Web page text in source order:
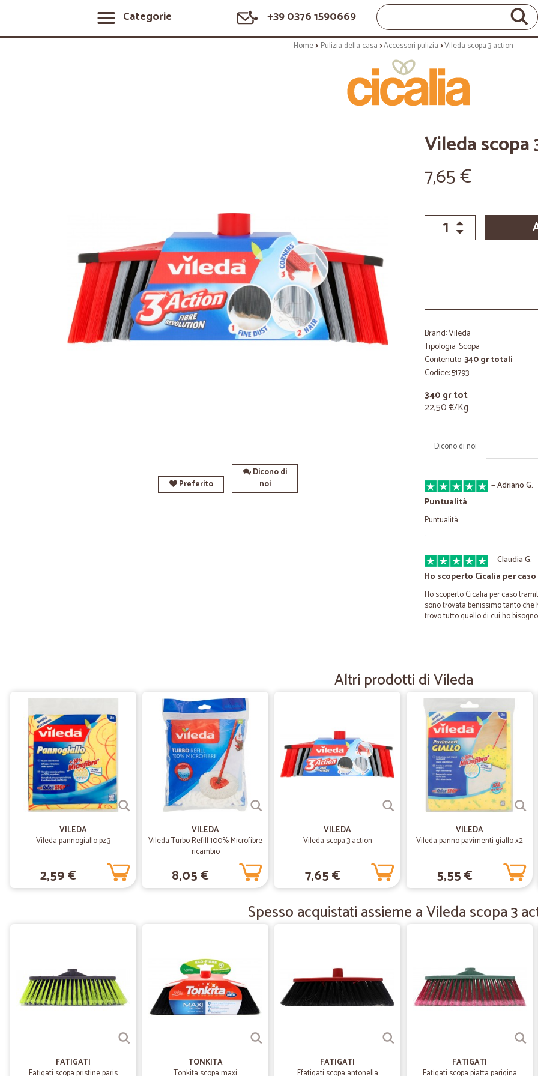
Categorie +39 0376 1590669
Home Pulizia della casa Accessori pulizia Vileda scopa 3 action
Preferito
Dicono di
noi
Vileda scopa
7,65 €
Brand: Vileda
Tipologia: Scopa
Contenuto:340 gr totali
Codice: 51793
340 gr tot
22,50 €/Kg
Dicono di noi
—Adriano G.
Puntualità
Puntualità
—Claudia G.
Ho scoperto Cicalia per
Ho scoperto Cicalia per caso
sono trovata benissimo tanto
trovo tutto quello di cui ho
Ordine arrivato nel giorno…
— Rosa C.
Se non fosse stato per
Se non fosse stato per aver
aver saputo all'ultima ora che la
merce consegnata, confezione
servizio impeccabile con
servizio impeccabile con prezzi
Ottima esperienza
—Gabriella M.
Massima puntualità
Massima puntualità
Tutto perfetto come da
Altri prodotti di Vileda
VILEDA
Vileda pannogiallo pz.3
2,59 €
VILEDA
Vileda Turbo Refill 100% Microfibre
ricambio
8,05 €
VILEDA
Vileda scopa 3 action
7,65 €
VILEDA
Vileda panno pavimenti giallo x2
5,55 €
Spesso acquistati assieme a Vileda scopa 3
FATIGATI
Fatigati scopa pristine paris
TONKITA
Tonkita scopa maxi
FATIGATI
Ffatigati scopa antonella
FATIGATI
Fatigati scopa piatta parigina